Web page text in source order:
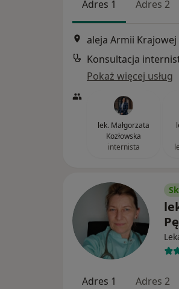
Adres 1 Adres 2
aleja Armii Krajowej
Konsultacja
Pokaż więcej usług
lek. Małgorzata
Kozłowska
internista
Adres 1 Adres 2